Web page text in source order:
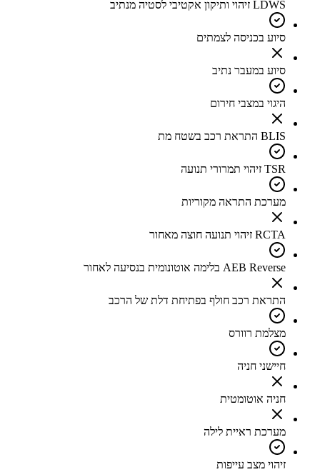
LDWS זיהוי ותיקון אקטיבי לסטיה מנתיב
סיוע בכניסה לצמתים
סיוע במעבר נתיב
היגוי במצבי חירום
BLIS התראת רכב בשטח מת
TSR זיהוי תמרורי תנועה
מערכת התראה מקוריות
RCTA זיהוי תנועה חוצה מאחור
AEB Reverse בלימה אוטונומית בנסיעה לאחור
התראת רכב חולף בפתיחת דלת של הרכב
מצלמת רוורס
חיישני חניה
חניה אוטומטית
מערכת ראיית לילה
זיהוי מצב עייפות